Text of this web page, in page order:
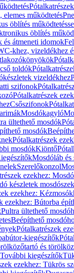
elemes működtetés
öblítés
öblítés
átmeneti idomok
khez, vizeldékhez
toldók
vizeldékhez
szifonok
Pótalkatrészek
Csőszifonok
Mosdókagyló
ültethető mosdók
mosdók
Pótalkatrészek
mosdókKiöntő
Mosdóláb és
Szerelőkonzol
ezekhez:
készletek
ezekhez:
ezekhez: Bútorba
Pultra ültethető
Beépíthető
Pótalkatrészek
kiegészítők
és
További kiegészítők
ezekhez: Tükrös